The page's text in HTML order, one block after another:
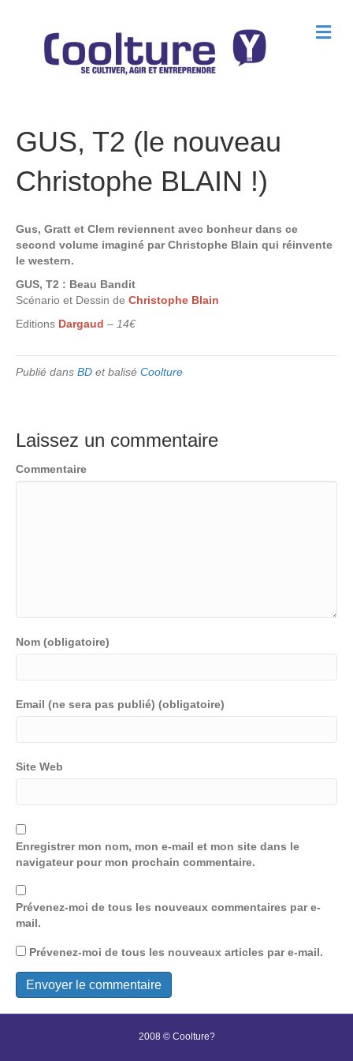
M
e
GUS, T2 (le nouveau
Christophe BLAIN !)
Gus, Gratt et Clem reviennent avec bonheur dans ce
second volume imaginé par Christophe Blain qui réinvente
le western.
GUS, T2 : Beau Bandit
Scénario et Dessin de Christophe Blain
Editions Dargaud – 14€
Publié dans BD et balisé Coolture
Laissez un commentaire
Commentaire
Nom (obligatoire)
Email (ne sera pas publié) (obligatoire)
Site Web
Enregistrer mon nom, mon e-mail et mon site dans le
navigateur pour mon prochain commentaire.
Prévenez-moi de tous les nouveaux commentaires par e-
mail.
Prévenez-moi de tous les nouveaux articles par e-mail.
2008 © Coolture?